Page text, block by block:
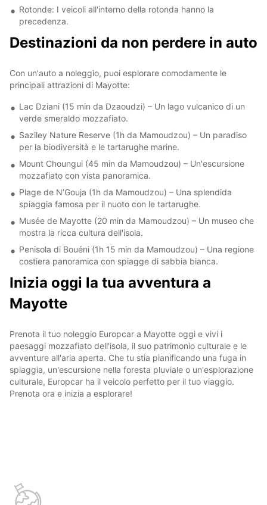
Rotonde: I veicoli all'interno della rotonda hanno la
precedenza.
Destinazioni da non perdere in auto
Con un'auto a noleggio, puoi esplorare comodamente le
principali attrazioni di Mayotte:
Lac Dziani (15 min da Dzaoudzi) – Un lago vulcanico di un
verde smeraldo mozzafiato.
Saziley Nature Reserve (1h da Mamoudzou) – Un paradiso
per la biodiversità e le tartarughe marine.
Mount Choungui (45 min da Mamoudzou) – Un'escursione
mozzafiato con vista panoramica.
Plage de N’Gouja (1h da Mamoudzou) – Una splendida
spiaggia famosa per il nuoto con le tartarughe.
Musée de Mayotte (20 min da Mamoudzou) – Un museo che
mostra la ricca cultura dell'isola.
Penisola di Bouéni (1h 15 min da Mamoudzou) – Una regione
costiera panoramica con spiagge di sabbia bianca.
Inizia oggi la tua avventura a
Mayotte
Prenota il tuo noleggio Europcar a Mayotte oggi e vivi i
paesaggi mozzafiato dell'isola, il suo patrimonio culturale e le
avventure all'aria aperta. Che tu stia pianificando una fuga in
spiaggia, un'escursione nella foresta pluviale o un'esplorazione
culturale, Europcar ha il veicolo perfetto per il tuo viaggio.
Prenota ora e inizia a esplorare!